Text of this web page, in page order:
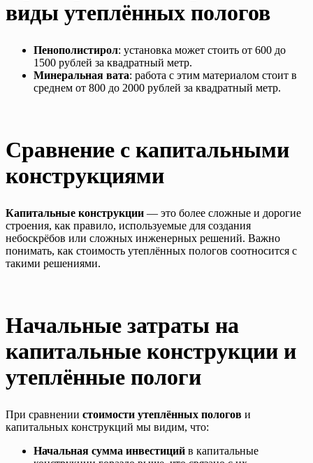
виды утеплённых пологов
Пенополистирол: установка может стоить от 600 до
1500 рублей за квадратный метр.
Минеральная вата: работа с этим материалом стоит в
среднем от 800 до 2000 рублей за квадратный метр.
Сравнение с капитальными
конструкциями
Капитальные конструкции — это более сложные и дорогие
строения, как правило, используемые для создания
небоскрёбов или сложных инженерных решений. Важно
понимать, как стоимость утеплённых пологов соотносится с
такими решениями.
Начальные затраты на
капитальные конструкции и
утеплённые пологи
При сравнении стоимости утеплённых пологов и
капитальных конструкций мы видим, что:
Начальная сумма инвестиций в капитальные